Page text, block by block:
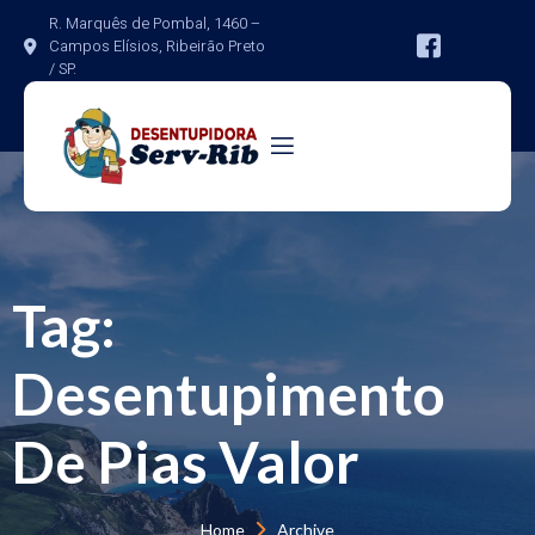
R. Marquês de Pombal, 1460 –
Campos Elísios, Ribeirão Preto
/ SP.
Tag:
Desentupimento
De Pias Valor
Home Archive